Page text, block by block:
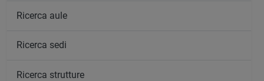
Ricerca aule
Ricerca sedi
Ricerca strutture